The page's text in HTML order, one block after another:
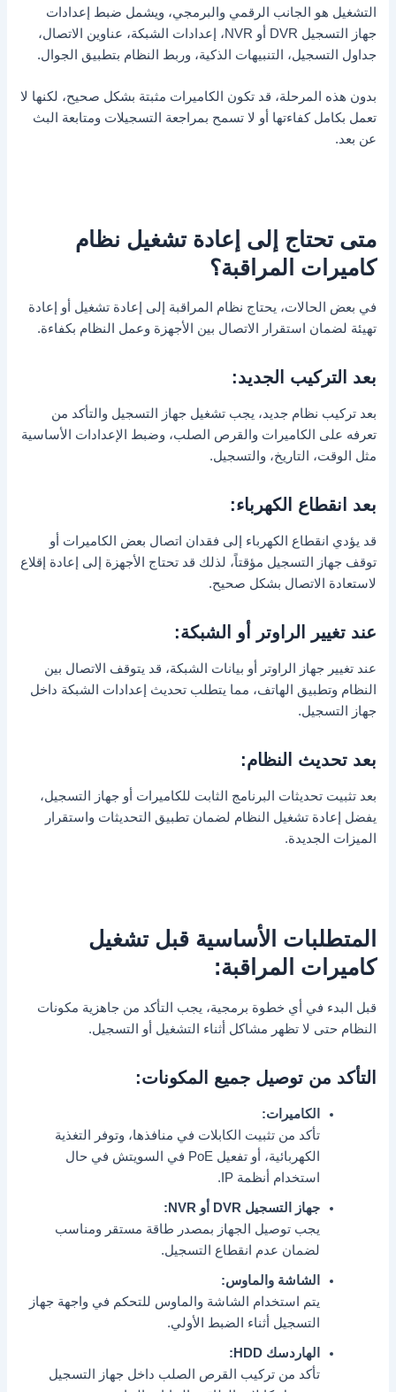
التشغيل هو الجانب الرقمي والبرمجي، ويشمل ضبط إعدادات
جهاز التسجيل DVR أو NVR، إعدادات الشبكة، عناوين الاتصال،
جداول التسجيل، التنبيهات الذكية، وربط النظام بتطبيق الجوال.
بدون هذه المرحلة، قد تكون الكاميرات مثبتة بشكل صحيح، لكنها لا
تعمل بكامل كفاءتها أو لا تسمح بمراجعة التسجيلات ومتابعة البث
عن بعد.
متى تحتاج إلى إعادة تشغيل نظام
كاميرات المراقبة؟
في بعض الحالات، يحتاج نظام المراقبة إلى إعادة تشغيل أو إعادة
تهيئة لضمان استقرار الاتصال بين الأجهزة وعمل النظام بكفاءة.
بعد التركيب الجديد:
بعد تركيب نظام جديد، يجب تشغيل جهاز التسجيل والتأكد من
تعرفه على الكاميرات والقرص الصلب، وضبط الإعدادات الأساسية
مثل الوقت، التاريخ، والتسجيل.
بعد انقطاع الكهرباء:
قد يؤدي انقطاع الكهرباء إلى فقدان اتصال بعض الكاميرات أو
توقف جهاز التسجيل مؤقتاً، لذلك قد تحتاج الأجهزة إلى إعادة إقلاع
لاستعادة الاتصال بشكل صحيح.
عند تغيير الراوتر أو الشبكة:
عند تغيير جهاز الراوتر أو بيانات الشبكة، قد يتوقف الاتصال بين
النظام وتطبيق الهاتف، مما يتطلب تحديث إعدادات الشبكة داخل
جهاز التسجيل.
بعد تحديث النظام:
بعد تثبيت تحديثات البرنامج الثابت للكاميرات أو جهاز التسجيل،
يفضل إعادة تشغيل النظام لضمان تطبيق التحديثات واستقرار
الميزات الجديدة.
المتطلبات الأساسية قبل تشغيل
كاميرات المراقبة:
قبل البدء في أي خطوة برمجية، يجب التأكد من جاهزية مكونات
النظام حتى لا تظهر مشاكل أثناء التشغيل أو التسجيل.
التأكد من توصيل جميع المكونات:
الكاميرات:
تأكد من تثبيت الكابلات في منافذها، وتوفر التغذية
الكهربائية، أو تفعيل PoE في السويتش في حال
استخدام أنظمة IP.
جهاز التسجيل DVR أو NVR:
يجب توصيل الجهاز بمصدر طاقة مستقر ومناسب
لضمان عدم انقطاع التسجيل.
الشاشة والماوس:
يتم استخدام الشاشة والماوس للتحكم في واجهة جهاز
التسجيل أثناء الضبط الأولي.
الهاردسك HDD:
تأكد من تركيب القرص الصلب داخل جهاز التسجيل